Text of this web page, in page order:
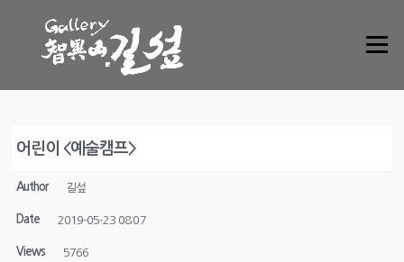
Menu
어린이 <예술캠프>
Author 길섶
Date 2019-05-23 08:07
Views 5766